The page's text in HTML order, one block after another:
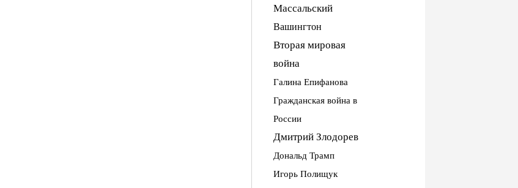
Массальский
Вашингтон
Вторая мировая
война
Галина Епифанова
Гражданская война в
России
Дмитрий Злодорев
Дональд Трамп
Игорь Полищук